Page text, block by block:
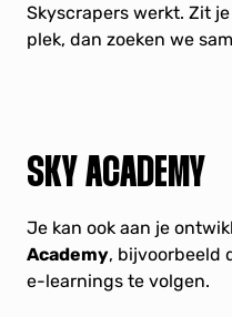
Skyscrapers werkt. Zit
plek, dan zoeken we
SKY ACADEMY
Je kan ook aan je
Academy, bijvoorbeeld
e-learnings te volgen.